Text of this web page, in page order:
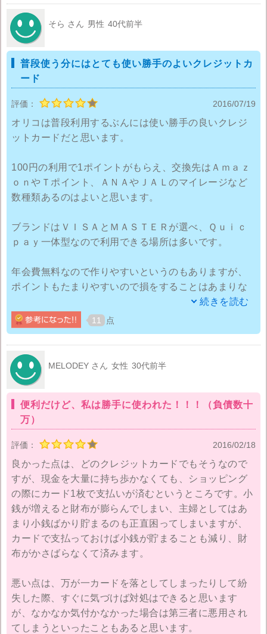
ードのシステムなら結構な数のお店でもポイントが使
えますので、利用者としてかなり使いやすいです。
そら さん 男性 40代前半
普段使う分にはとても使い勝手のよいクレジットカ
ード
評価： 2016/07/19
オリコは普段利用するぶんには使い勝手の良いクレジ
ットカードだと思います。
100円の利用で1ポイントがもらえ、交換先はＡｍａｚ
ｏｎやＴポイント、ＡＮＡやＪＡＬのマイレージなど
数種類あるのはよいと思います。
ブランドはＶＩＳＡとＭＡＳＴＥＲが選べ、Ｑｕｉｃ
ｐａｙ一体型なので利用できる場所は多いです。
年会費無料なので作りやすいというのもありますが、
ポイントもたまりやすいので損をすることはあまりな
他のクレジットカードのように海外旅行傷害保険がつ
いていないので、そのあたりを心配する人にはすすめ
られないです。
それとポイントも他のクレジットカードよりも期間が
短くが1年なので、ついうっかり交換を忘れてい
た・・・なんてこともありえます。
貯まったポイントは500ポイントから交換可能なので、
まめに交換するようにしています。
明細ですが、他のクレジットカード会社のようにオン
ラインだけ、という形式はなく、郵送されてきます。
いくつかクレジットカードを持っていますが、使いや
すさが一番なので、これからもオリコをメインで使っ
て行こうと思っています。
続きを読む
11 点
MELODEY さん 女性 30代前半
便利だけど、私は勝手に使われた！！！（負債数十
万）
評価： 2016/02/18
良かった点は、どのクレジットカードでもそうなので
すが、現金を大量に持ち歩かなくても、ショッピング
の際にカード1枚で支払いが済むというところです。小
銭が増えると財布が膨らんでしまい、主婦としてはあ
まり小銭ばかり貯まるのも正直困ってしまいますが、
カードで支払っておけば小銭が貯まることも減り、財
布がかさばらなくて済みます。
悪い点は、万が一カードを落としてしまったりして紛
失した際、すぐに気づけば対処はできると思います
が、なかなか気付かなかった場合は第三者に悪用され
てしまうといったこともあると思います。